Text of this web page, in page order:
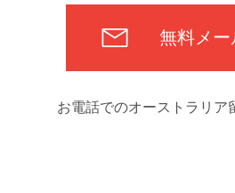
無料メー
お電話でのオーストラリア